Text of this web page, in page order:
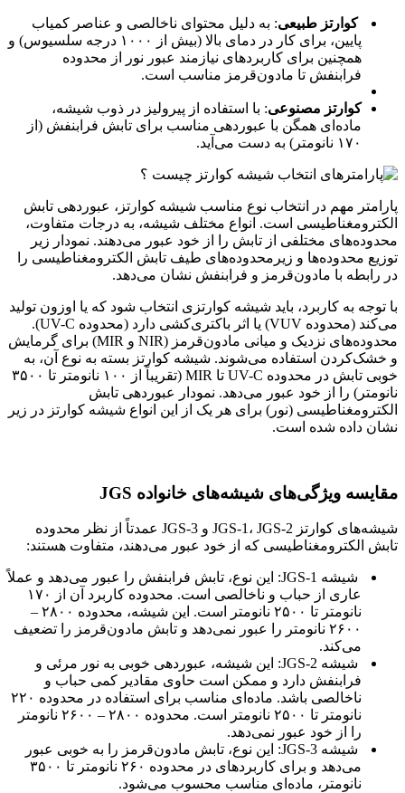
کوارتز طبیعی: به دلیل محتوای ناخالصی و عناصر کمیاب
پایین، برای کار در دمای بالا (بیش از ۱۰۰۰ درجه سلسیوس) و
همچنین برای کاربردهای نیازمند عبور نور از محدوده
فرابنفش تا مادون‌قرمز مناسب است.
کوارتز مصنوعی: با استفاده از پیرولیز در ذوب شیشه،
ماده‌ای همگن با عبوردهی مناسب برای تابش فرابنفش (از
۱۷۰ نانومتر) به دست می‌آید.
پارامتر مهم در انتخاب نوع مناسب شیشه کوارتز، عبوردهی تابش
الکترومغناطیسی است. انواع مختلف شیشه، به درجات متفاوت،
محدوده‌های مختلفی از تابش را از خود عبور می‌دهند. نمودار زیر
توزیع محدوده‌ها و زیرمحدوده‌های طیف تابش الکترومغناطیسی را
در رابطه با مادون‌قرمز و فرابنفش نشان می‌دهد.
با توجه به کاربرد، باید شیشه کوارتزی انتخاب شود که یا اوزون تولید
می‌کند (محدوده VUV) یا اثر باکتری‌کشی دارد (محدوده UV-C).
محدوده‌های نزدیک و میانی مادون‌قرمز (NIR و MIR) برای گرمایش
و خشک‌کردن استفاده می‌شوند. شیشه کوارتز بسته به نوع آن، به
خوبی تابش در محدوده UV-C تا MIR (تقریباً از ۱۰۰ نانومتر تا ۳۵۰۰
نانومتر) را از خود عبور می‌دهد. نمودار عبوردهی تابش
الکترومغناطیسی (نور) برای هر یک از این انواع شیشه کوارتز در زیر
نشان داده شده است.
مقایسه ویژگی‌های شیشه‌های خانواده JGS
شیشه‌های کوارتز JGS-1، JGS-2 و JGS-3 عمدتاً از نظر محدوده
تابش الکترومغناطیسی که از خود عبور می‌دهند، متفاوت هستند:
شیشه JGS-1: این نوع، تابش فرابنفش را عبور می‌دهد و عملاً
عاری از حباب و ناخالصی است. محدوده کاربرد آن از ۱۷۰
نانومتر تا ۲۵۰۰ نانومتر است. این شیشه، محدوده ۲۸۰۰ –
۲۶۰۰ نانومتر را عبور نمی‌دهد و تابش مادون‌قرمز را تضعیف
می‌کند.
شیشه JGS-2: این شیشه، عبوردهی خوبی به نور مرئی و
فرابنفش دارد و ممکن است حاوی مقادیر کمی حباب و
ناخالصی باشد. ماده‌ای مناسب برای استفاده در محدوده ۲۲۰
نانومتر تا ۲۵۰۰ نانومتر است. محدوده ۲۸۰۰ – ۲۶۰۰ نانومتر
را از خود عبور نمی‌دهد.
شیشه JGS-3: این نوع، تابش مادون‌قرمز را به خوبی عبور
می‌دهد و برای کاربردهای در محدوده ۲۶۰ نانومتر تا ۳۵۰۰
نانومتر، ماده‌ای مناسب محسوب می‌شود.